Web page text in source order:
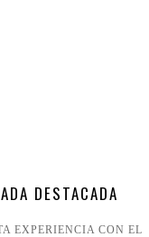
DESTACADA
EXPERIENCIA CON EL